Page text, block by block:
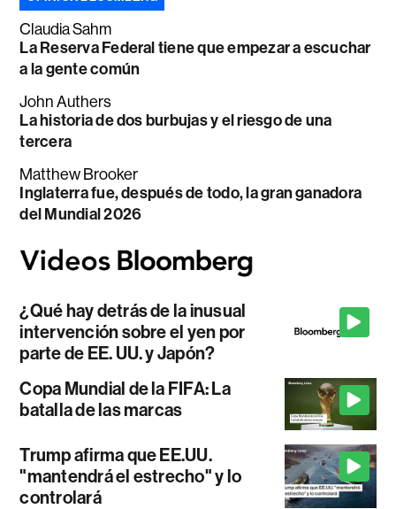
Claudia Sahm
La Reserva Federal tiene que empezar a escuchar
a la gente común
John Authers
La historia de dos burbujas y el riesgo de una
tercera
Matthew Brooker
Inglaterra fue, después de todo, la gran ganadora
del Mundial 2026
¿Qué hay detrás de la inusual
intervención sobre el yen por
parte de EE. UU. y Japón?
Copa Mundial de la FIFA: La
batalla de las marcas
Trump afirma que EE.UU.
"mantendrá el estrecho" y lo
controlará